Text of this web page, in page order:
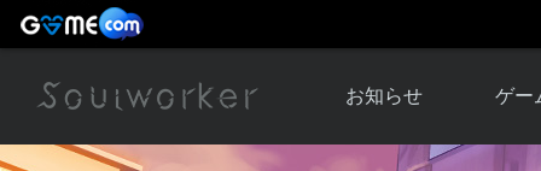
お知らせ ゲー